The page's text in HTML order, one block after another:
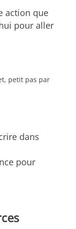
action que
pour aller
petit pas par
dans
pour